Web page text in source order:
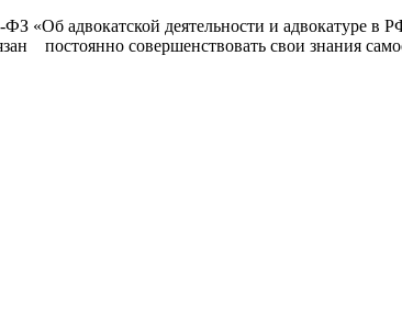
«Об адвокатской деятельности и адвокатуре
постоянно совершенствовать свои знания